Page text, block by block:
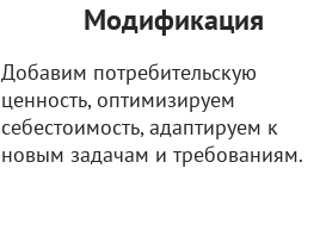
Модификация
Добавим потребительскую
ценность, оптимизируем
себестоимость, адаптируем к
новым задачам и требованиям.